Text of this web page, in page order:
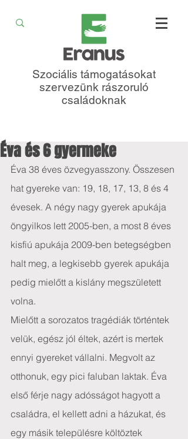
Szociális támogatásokat
szervezünk rászoruló
családoknak
Éva és 6 gyermeke
Éva 38 éves özvegyasszony. Összesen
hat gyereke van: 19, 18, 17, 13, 8 és 4
évesek. A négy nagy gyerek apukája
öngyilkos lett 2005-ben, a most 8 éves
kisfiú apukája 2009-ben betegségben
halt meg, a legkisebb gyerek apukája
pedig mielőtt a kislány megszületett
volna.
Mielőtt a sorozatos tragédiák történtek
velük, egész jól éltek, azért is mertek
ennyi gyereket vállalni. Megvolt az
otthonuk, egy pici faluban laktak. Éva
első férje nagy adósságot hagyott a
családra, el kellett adni a házukat, és
egy másik településre költöztek